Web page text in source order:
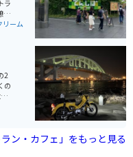
ラ
い
リーム
2
の
な
ラン・カフェ」をもっと見る